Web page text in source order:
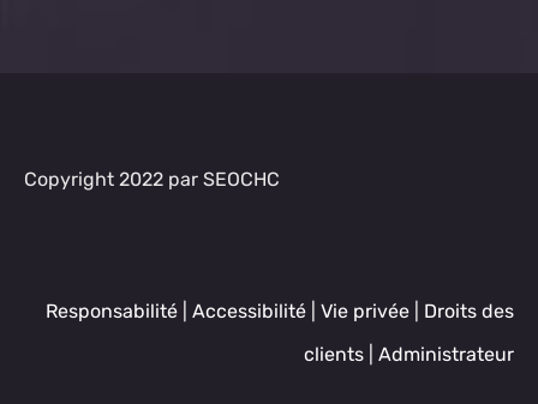
Copyright 2022 par SEOCHC
Responsabilité Accessibilité Vie privée
Droits des
clients
Administrateur